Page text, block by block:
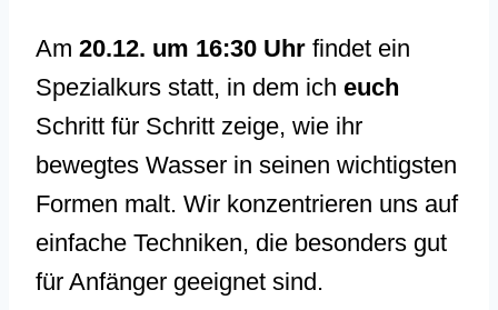
Am 20.12. um 16:30 Uhr findet ein
Spezialkurs statt, in dem ich euch
Schritt für Schritt zeige, wie ihr
bewegtes Wasser in seinen wichtigsten
Formen malt. Wir konzentrieren uns auf
einfache Techniken, die besonders gut
für Anfänger geeignet sind.